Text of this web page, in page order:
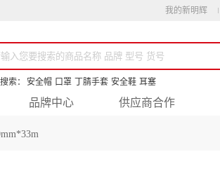
我的新明辉
索： 安全帽 口罩 丁腈手套 安全鞋 耳塞
品牌中心 供应商合作